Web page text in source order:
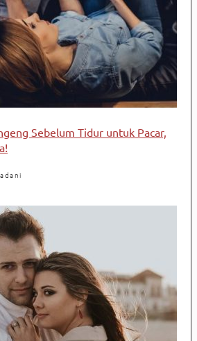
Sebelum Tidur untuk Pacar,